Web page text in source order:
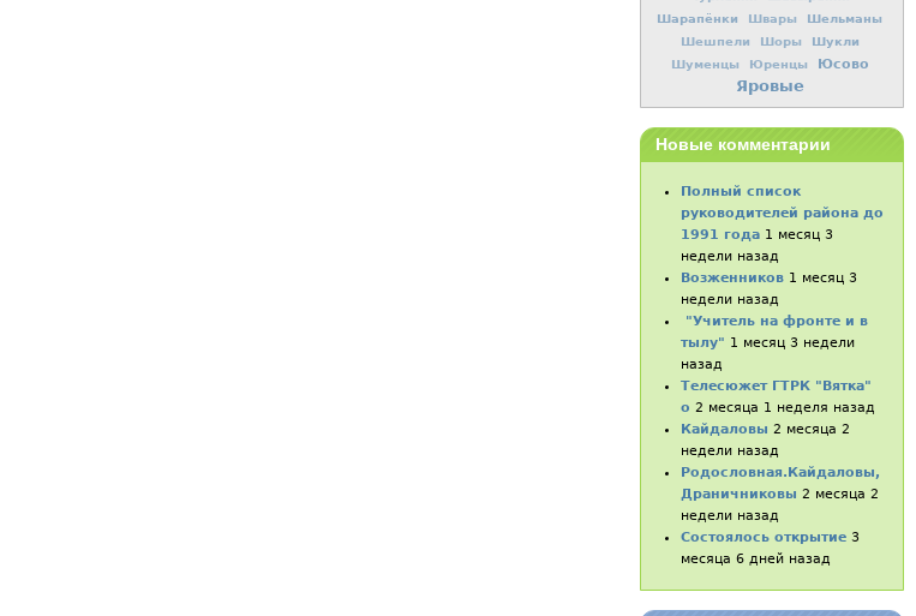
Шарапёнки Швары Шельманы
Шешпели Шоры Шукли
Шуменцы Юренцы Юсово
Яровые
Новые комментарии
Полный список
руководителей района до
1991 года 1 месяц 3
недели назад
Возженников 1 месяц 3
недели назад
"Учитель на фронте и в
тылу" 1 месяц 3 недели
назад
Телесюжет ГТРК "Вятка"
о 2 месяца 1 неделя назад
Кайдаловы 2 месяца 2
недели назад
Родословная.Кайдаловы,
Драничниковы 2 месяца 2
недели назад
Состоялось открытие 3
месяца 6 дней назад